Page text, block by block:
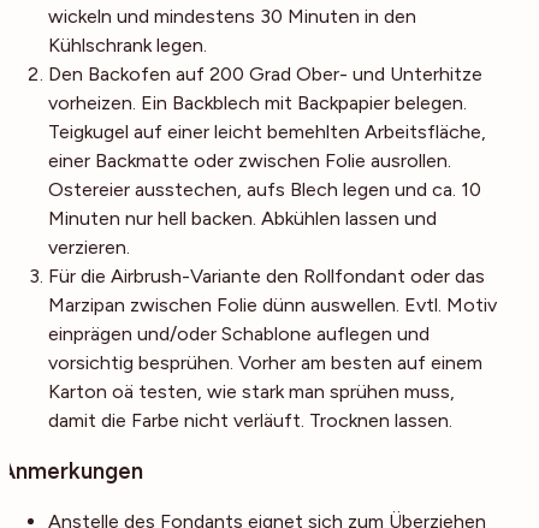
wickeln und mindestens 30 Minuten in den
Kühlschrank legen.
Den Backofen auf 200 Grad Ober- und Unterhitze
vorheizen. Ein Backblech mit Backpapier belegen.
Teigkugel auf einer leicht bemehlten Arbeitsfläche,
einer Backmatte oder zwischen Folie ausrollen.
Ostereier ausstechen, aufs Blech legen und ca. 10
Minuten nur hell backen. Abkühlen lassen und
verzieren.
Für die Airbrush-Variante den Rollfondant oder das
Marzipan zwischen Folie dünn auswellen. Evtl. Motiv
einprägen und/oder Schablone auflegen und
vorsichtig besprühen. Vorher am besten auf einem
Karton oä testen, wie stark man sprühen muss,
damit die Farbe nicht verläuft. Trocknen lassen.
Anmerkungen
Anstelle des Fondants eignet sich zum Überziehen